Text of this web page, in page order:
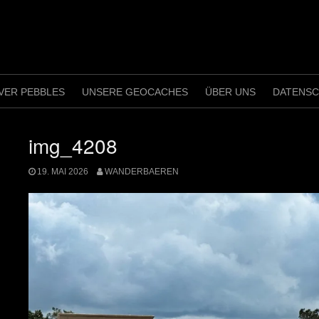
PEBBLES UNSERE GEOCACHES ÜBER UNS
img_4208
19. MAI 2026 WANDERBAEREN